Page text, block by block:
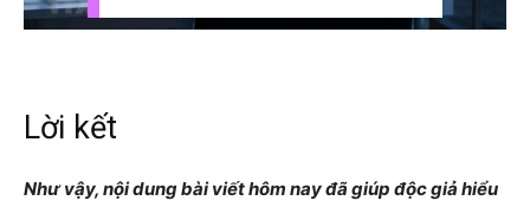
Lời kết
Như vậy, nội dung bài viết hôm nay đã giúp độc giả hiểu